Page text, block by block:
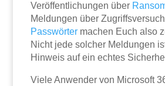
Veröffentlichungen über
Meldungen über
Passwörter machen Euch also
Nicht jede solcher Meldungen
Hinweis auf ein echtes
Viele Anwender von Microsoft